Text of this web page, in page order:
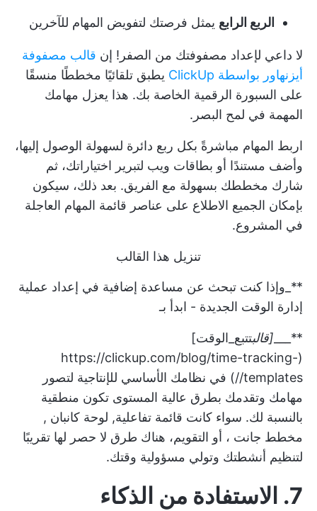
الربع الرابع يمثل فرصتك لتفويض المهام للآخرين
لا داعي لإعداد مصفوفتك من الصفر! إن قالب مصفوفة
أيزنهاور بواسطة ClickUp
يطبق تلقائيًا مخططًا منسقًا
على السبورة الرقمية الخاصة بك. هذا يعزل مهامك
المهمة في لمح البصر.
اربط المهام مباشرةً بكل ربع دائرة لسهولة الوصول إليها،
وأضف مستندًا أو بطاقات ويب لتبرير اختياراتك، ثم
شارك مخططك بسهولة مع الفريق. بعد ذلك، سيكون
بإمكان الجميع الاطلاع على عناصر قائمة المهام العاجلة
في المشروع.
تنزيل هذا القالب
**_وإذا كنت تبحث عن مساعدة إضافية في إعداد عملية
إدارة الوقت الجديدة - ابدأ بـ
**___ [قالبتتبع_الوقت]
(
https://clickup.com/blog/time-tracking-
templates//
) في نظامك الأساسي للإنتاجية لتصور
مهامك وتقدمك بطرق عالية المستوى تكون منطقية
بالنسبة لك. سواء كانت قائمة تفاعلية, لوحة كانبان ,
مخطط جانت ، أو التقويم، هناك طرق لا حصر لها تقريبًا
لتنظيم أنشطتك وتولي مسؤولية وقتك.
7. الاستفادة من الذكاء